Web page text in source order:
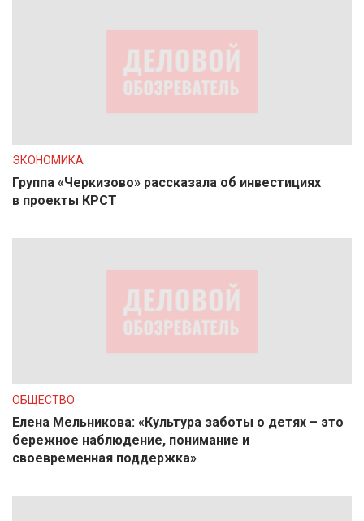
ЭКОНОМИКА
Группа «Черкизово» рассказала об инвестициях
в проекты КРСТ
ОБЩЕСТВО
Елена Мельникова: «Культура заботы о детях – это
бережное наблюдение, понимание и
своевременная поддержка»